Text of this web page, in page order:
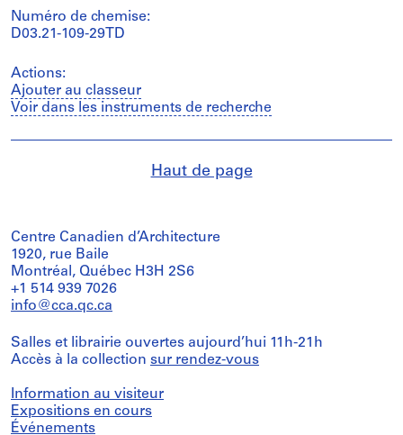
Numéro de chemise:
D03.21-109-29TD
Actions:
Ajouter au classeur
Voir dans les instruments de recherche
Haut de page
Centre Canadien d’Architecture
1920, rue Baile
Montréal, Québec H3H 2S6
+1 514 939 7026
info@cca.qc.ca
Salles et librairie ouvertes aujourd’hui 11h-21h
Accès à la collection sur rendez-vous
Information au visiteur
Expositions en cours
Événements